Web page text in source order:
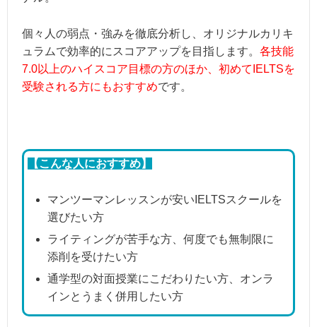
個々人の弱点・強みを徹底分析し、オリジナルカリキ
ュラムで効率的にスコアアップを目指します。 各技能
7.0以上のハイスコア目標の方のほか、初めてIELTSを
受験される方にもおすすめです。
【こんな人におすすめ】
マンツーマンレッスンが安いIELTSスクールを
選びたい方
ライティングが苦手な方、何度でも無制限に
添削を受けたい方
通学型の対面授業にこだわりたい方、オンラ
インとうまく併用したい方